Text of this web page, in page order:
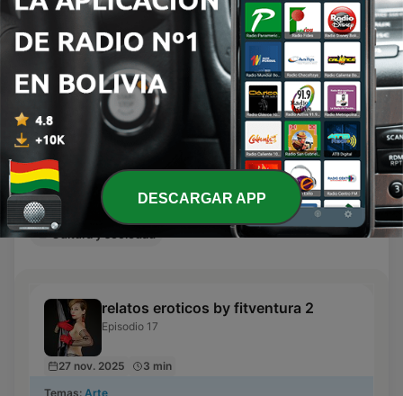
presencias desconocidas.
ánimo, el tiempo que tienes disponible y el tipo de
contenido que quieres escuchar.
¿Cuánto tiempo tienes?
⏰ Hasta 15 min 15 - 30 min ⏰30 - 60 min
⏰Más de 60 min
¿Qué tipo de contenido prefieres?
Todos Arte
Educación
🎵Música
Religión y espiritualidad
🧫Cultura y sociedad
relatos eroticos by fitventura 2
Episodio 17
27 nov. 2025
3 min
Temas: Arte
DESCARGAR APP